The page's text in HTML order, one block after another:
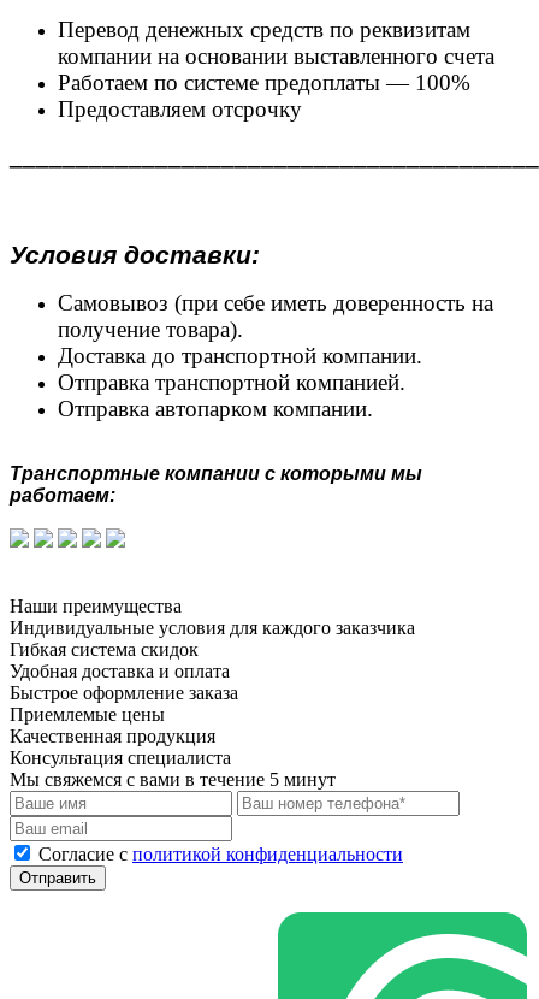
Перевод денежных средств по реквизитам
компании на основании выставленного счета
Работаем по системе предоплаты — 100%
Предоставляем отсрочку
Условия доставки:
Самовывоз (при себе иметь доверенность на
получение товара).
Доставка до транспортной компании.
Отправка транспортной компанией.
Отправка автопарком компании.
Транспортные компании с которыми мы
работаем:
Наши преимущества
Индивидуальные условия для каждого заказчика
Гибкая система скидок
Удобная доставка и оплата
Быстрое оформление заказа
Приемлемые цены
Качественная продукция
Консультация специалиста
Мы свяжемся с вами в течение 5 минут
Cогласие с политикой конфиденциальности
Отправить